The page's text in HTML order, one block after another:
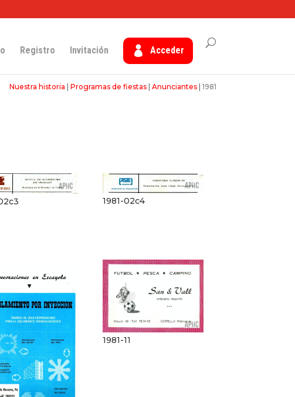
Registro Invitación Acceder
Nuestra historia Programas de fiestas| Anunciantes| 1981
1981-02c4
1981-11